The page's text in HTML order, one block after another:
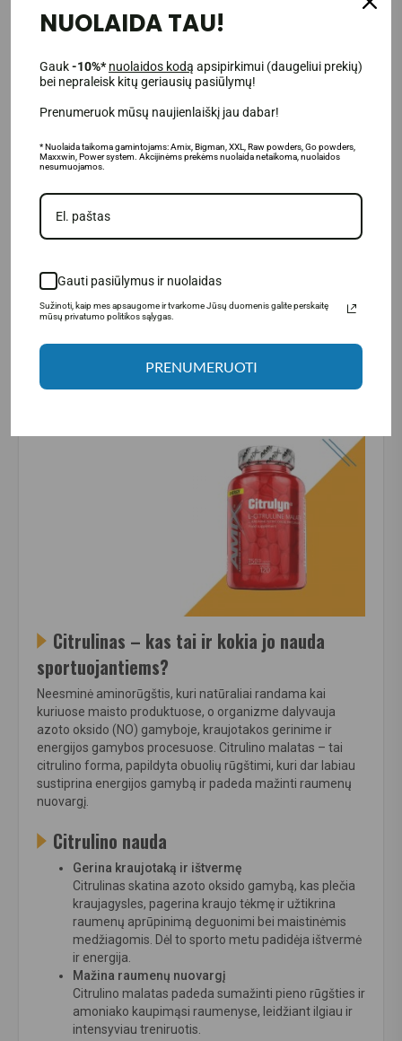
Raw Powders Citruline Malate
250 g.
19.95€ 13.97€
Prekė sandėlyje
Citrulinas – kas tai ir kokia jo nauda
sportuojantiems?
Neesminė aminorūgštis, kuri natūraliai randama kai
kuriuose maisto produktuose, o organizme dalyvauja
azoto oksido (NO) gamyboje, kraujotakos gerinime ir
energijos gamybos procesuose. Citrulino malatas – tai
citrulino forma, papildyta obuolių rūgštimi, kuri dar labiau
sustiprina energijos gamybą ir padeda mažinti raumenų
nuovargį.
Citrulino nauda
Gerina kraujotaką ir ištvermę
Citrulinas skatina azoto oksido gamybą, kas plečia
kraujagysles, pagerina kraujo tėkmę ir užtikrina
raumenų aprūpinimą deguonimi bei maistinėmis
medžiagomis. Dėl to sporto metu padidėja ištvermė
ir energija.
Mažina raumenų nuovargį
Citrulino malatas padeda sumažinti pieno rūgšties ir
amoniako kaupimąsi raumenyse, leidžiant ilgiau ir
intensyviau treniruotis.
NUOLAIDA TAU!
Gauk-10%* nuolaidos kodą apsipirkimui (daugeliui prekių)
bei nepraleisk kitų geriausių pasiūlymų!
Prenumeruok mūsų naujienlaiškį jau dabar!
* Nuolaida taikoma gamintojams: Amix, Bigman, XXL, Raw powders, Go powders,
Maxxwin, Power system. Akcijinėms prekėms nuolaida netaikoma, nuolaidos
nesumuojamos.
Gauti pasiūlymus ir nuolaidas
Sužinoti, kaip mes apsaugome ir tvarkome Jūsų duomenis galite perskaitę
mūsų privatumo politikos sąlygas.
PRENUMERUOTI